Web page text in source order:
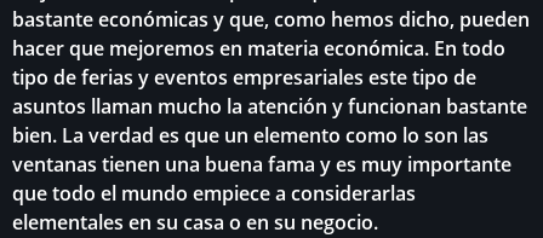
bastante económicas y que, como hemos dicho, pueden
hacer que mejoremos en materia económica. En todo
tipo de ferias y eventos empresariales este tipo de
asuntos llaman mucho la atención y funcionan bastante
bien. La verdad es que un elemento como lo son las
ventanas tienen una buena fama y es muy importante
que todo el mundo empiece a considerarlas
elementales en su casa o en su negocio.